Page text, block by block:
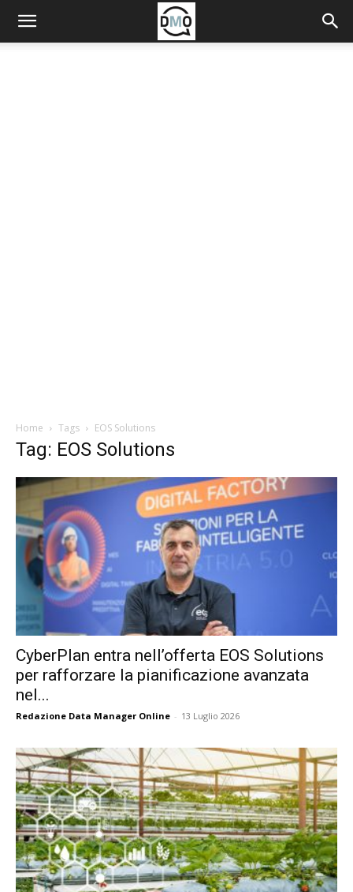
Home Tags EOS Solutions
Tag: EOS Solutions
CyberPlan entra nell’offerta EOS Solutions
per rafforzare la pianificazione avanzata
nel...
Redazione Data Manager Online - 13 Luglio 2026